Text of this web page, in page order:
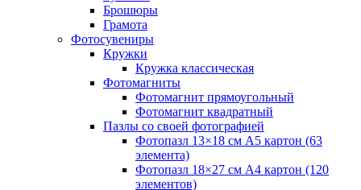
Брошюры
Грамота
Фотосувениры
Кружки
Кружка классическая
Фотомагниты
Фотомагнит прямоугольный
Фотомагнит квадратный
Пазлы со своей фотографией
Фотопазл 13×18 см А5 картон (63
элемента)
Фотопазл 18×27 см А4 картон (120
элементов)